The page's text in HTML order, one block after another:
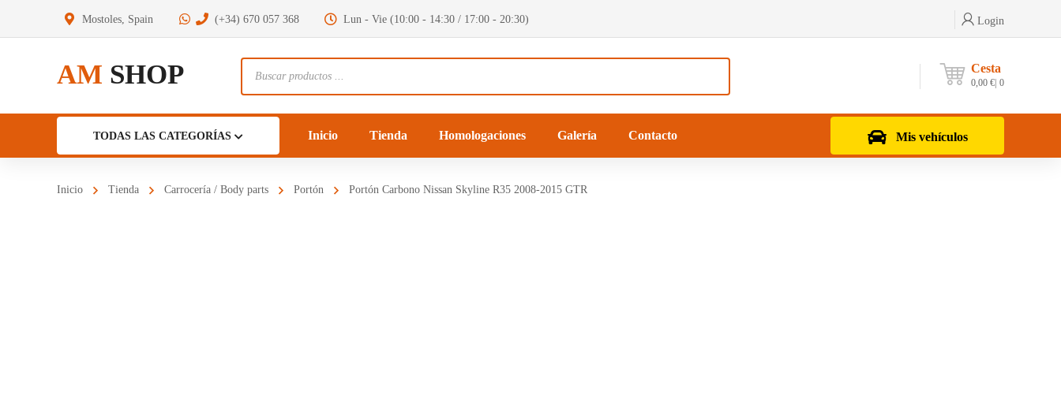
Mostoles, Spain (+34) 670 057 368 Lun - Vie (10:00 - 14:30 / 17:00 - 20:30) Login
AM SHOP Cesta
0,00 € 0
de
productos
Mis vehículos
TODAS LAS CATEGORÍAS Inicio Tienda Homologaciones Galería Contacto
Inicio Tienda Carrocería / Body parts Portón Portón Carbono Nissan Skyline R35 2008-2015 GTR